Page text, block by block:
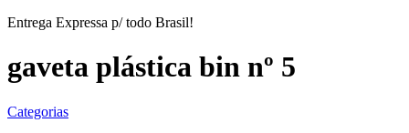
Entrega Expressa p/ todo Brasil!
gaveta plástica bin nº 5
Categorias